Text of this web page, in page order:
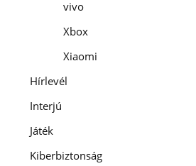
vivo
Xbox
Xiaomi
Hírlevél
Interjú
Játék
Kiberbiztonság